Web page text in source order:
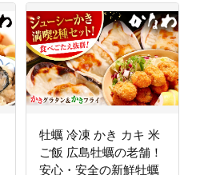
牡蠣 冷凍 かき カキ 米
ご飯 広島牡蠣の老舗！
安心・安全の新鮮牡蠣